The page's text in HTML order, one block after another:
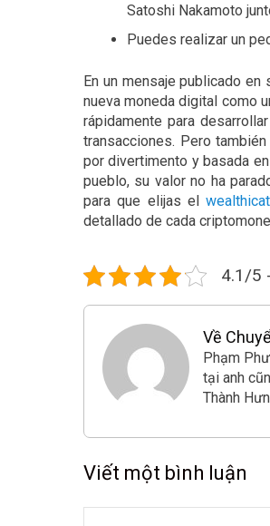
Satoshi Nakamoto
Puedes realizar un
En un mensaje publicado
nueva moneda digital como
rápidamente para
transacciones. Pero
por divertimento y basada
pueblo, su valor no ha
para que elijas el
detallado de cada
4.1/5
Về
Phạm
tại anh
Thành
Viết một bình luận